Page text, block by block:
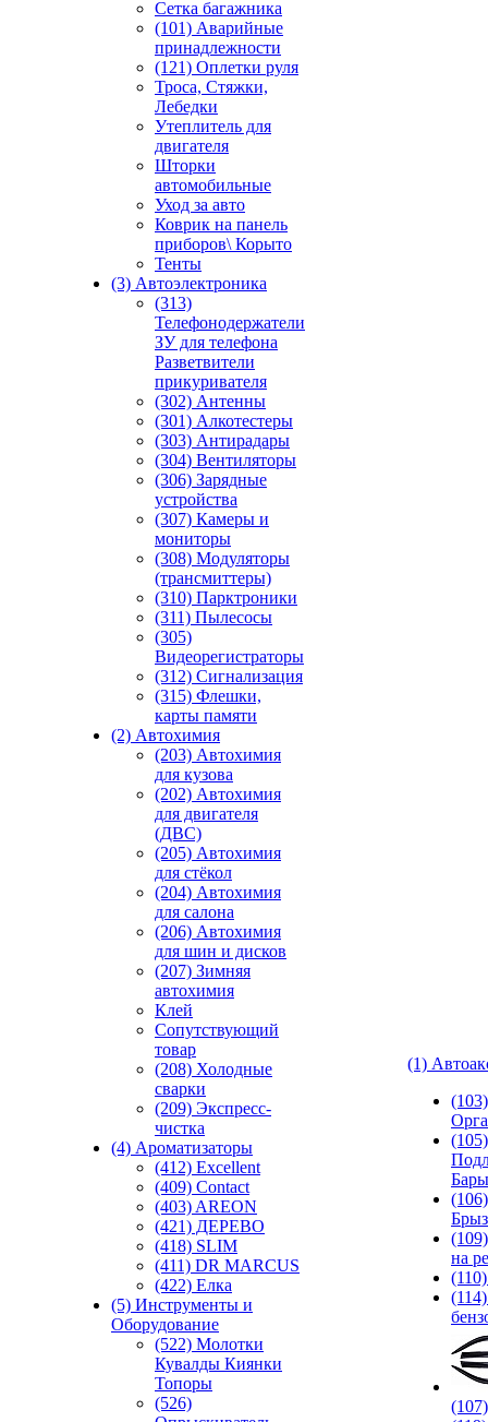
Сетка багажника
(101) Аварийные
принадлежности
(121) Оплетки руля
Троса, Стяжки,
Лебедки
Утеплитель для
двигателя
Шторки
автомобильные
Уход за авто
Коврик на панель
приборов\ Корыто
Тенты
(3) Автоэлектроника
(313)
Телефонодержатели
ЗУ для телефона
Разветвители
прикуривателя
(302) Антенны
(301) Алкотестеры
(303) Антирадары
(304) Вентиляторы
(306) Зарядные
устройства
(307) Камеры и
мониторы
(308) Модуляторы
(трансмиттеры)
(310) Парктроники
(311) Пылесосы
(305)
Видеорегистраторы
(312) Сигнализация
(315) Флешки,
карты памяти
(2) Автохимия
(203) Автохимия
для кузова
(202) Автохимия
для двигателя
(ДВС)
(205) Автохимия
для стёкол
(204) Автохимия
для салона
(206) Автохимия
для шин и дисков
(207) Зимняя
автохимия
Клей
Сопутствующий
товар
(208) Холодные
сварки
(209) Экспреcс-
чистка
(4) Ароматизаторы
(412) Excellent
(409) Contact
(403) AREON
(421) ДЕРЕВО
(418) SLIM
(411) DR MARCUS
(422) Елка
(5) Инструменты и
Оборудование
(522) Молотки
Кувалды Киянки
Топоры
(526)
(1)
(105)
Бары
(106)
на